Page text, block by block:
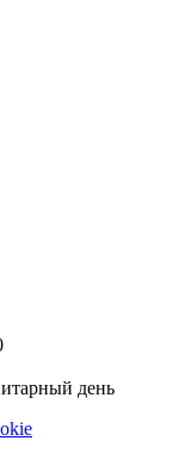
день